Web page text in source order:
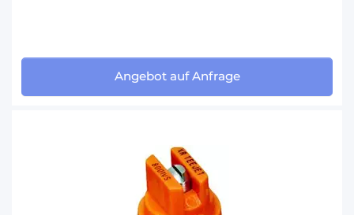
Angebot auf Anfrage